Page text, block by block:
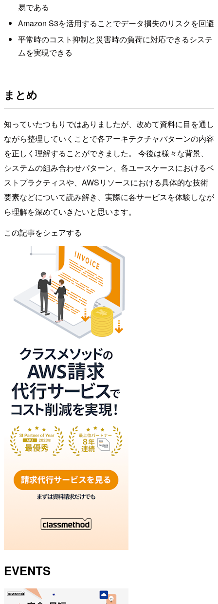
易である
Amazon S3を活用することでデータ損失のリスクを回避
平常時のコスト抑制と災害時の負荷に対応できるシステ
ムを実現できる
まとめ
知っていたつもりではありましたが、改めて資料に目を通し
ながら整理していくことで各アーキテクチャパターンの内容
を正しく理解することができました。 今後は様々な背景、
システムの組み合わせパターン、各ユースケースにおけるベ
ストプラクティスや、AWSリソースにおける具体的な技術
要素などについて読み解き、実際に各サービスを体験しなが
ら理解を深めていきたいと思います。
この記事をシェアする
EVENTS